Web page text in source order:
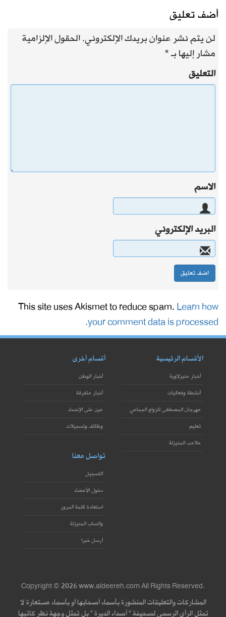
أضف تعليق
لن يتم نشر عنوان بريدك الإلكتروني.الحقول الإلزامية
مشار إليها بـ*
التعليق
الاسم
البريد الإلكتروني
This site uses Akismet to reduce spam.Learn how
your comment data is processed.
الأقسام الرئيسية
أخبار منيزلاوية
أنشطة وفعاليات
مهرجان المصطفى للزواج الجماعي
تعليم
ملاعب المنيزلة
أقسام أخرى
أخبار الوطن
أخبار متفرقة
عين على الإحساء
وظائف وتسجيلات
تواصل معنا
التسجيل
دخول الأعضاء
استعادة كلمة المرور
واتساب المنيزلة
أرسل خبرا
Copyright © 2026 www.aldeereh.com All Rights Reserved.
المشاركات والتعليقات المنشورة بأسماء أصحابها أو بأسماء مستعارة لا
تمثل الرأي الرسمي لصحيفة " أصداء الديرة " بل تمثل وجهة نظر كاتبها